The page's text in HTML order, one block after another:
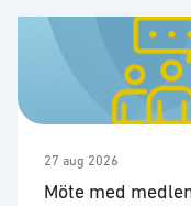
27 aug 2026
Möte med